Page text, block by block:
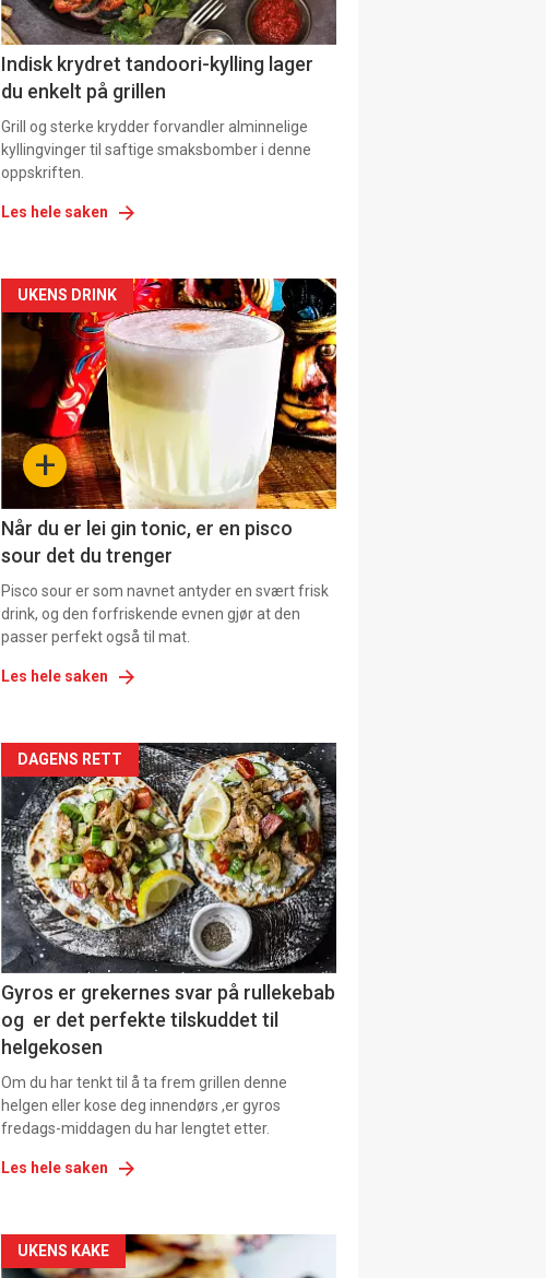
11
Indisk krydret tandoori-kylling lager
du enkelt på grillen
Grill og sterke krydder forvandler alminnelige
kyllingvinger til saftige smaksbomber i denne
oppskriften.
Les hele saken
Artikler
detail
section
11
Dagens
rett
+
UKENS DRINK
Når du er lei gin tonic, er en pisco
sour det du trenger
Pisco sour er som navnet antyder en svært frisk
drink, og den forfriskende evnen gjør at den
passer perfekt også til mat.
Les hele saken
Artikler
detail
-
section
11
Dagens
rett
2
DAGENS RETT
Gyros er grekernes svar på rullekebab
og er det perfekte tilskuddet til
helgekosen
Om du har tenkt til å ta frem grillen denne
helgen eller kose deg innendørs ,er gyros
fredags-middagen du har lengtet etter.
Les hele saken
Artikler
UKENS KAKE